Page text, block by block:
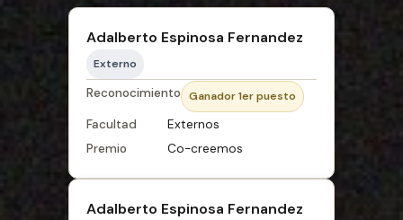
Adalberto Espinosa Fernandez
Externo
Reconocimiento Ganador 1er puesto
Facultad
Externos
Premio
Co-creemos
Adalberto Espinosa Fernandez